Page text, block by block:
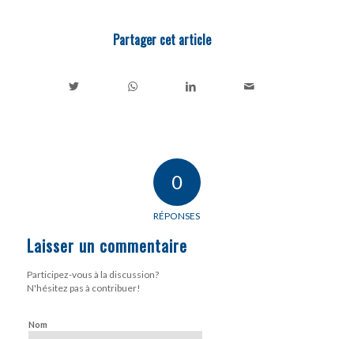
Partager cet article
0
RÉPONSES
Laisser un commentaire
Participez-vous à la discussion?
N'hésitez pas à contribuer!
Nom